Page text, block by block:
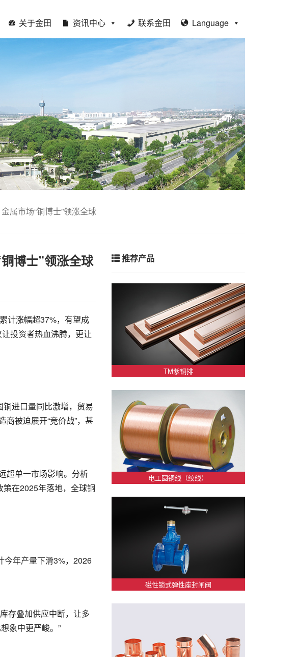
关于金田 资讯中心 联系金田 Language
属市场“铜博士”领涨全球
博士”领涨全球
计涨幅超37%，有望成
投资者热血沸腾，更让
进口量同比激增，贸易
被迫展开“竞价战”，甚
超单一市场影响。分析
策在2025年落地，全球铜
今年产量下滑3%，2026
存叠加供应中断，让多
象中更严峻。”
推荐产品
TM紫铜排
电工圆铜线（绞线）
磁性锁式弹性座封闸阀